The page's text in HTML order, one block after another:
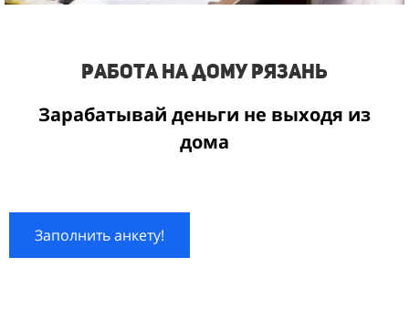
Работа на дому Рязань
Зарабатывай деньги не выходя из
дома
Заполнить анкету!